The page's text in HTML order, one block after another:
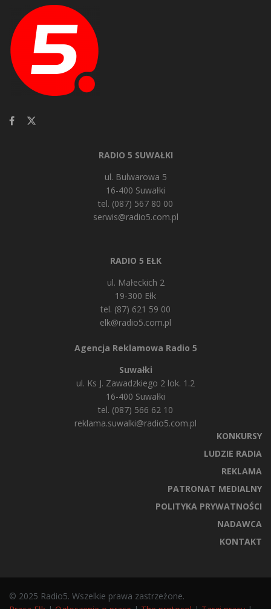
RADIO 5 SUWAŁKI
ul. Bulwarowa 5
16-400 Suwałki
tel. (087) 567 80 00
serwis@radio5.com.pl
RADIO 5 EŁK
ul. Małeckich 2
19-300 Ełk
tel. (87) 621 59 00
elk@radio5.com.pl
Agencja Reklamowa Radio 5
Suwałki
ul. Ks J. Zawadzkiego 2 lok. 1.2
16-400 Suwałki
tel. (087) 566 62 10
reklama.suwalki@radio5.com.pl
KONKURSY
LUDZIE RADIA
REKLAMA
PATRONAT MEDIALNY
POLITYKA PRYWATNOŚCI
NADAWCA
KONTAKT
© 2025 Radio5. Wszelkie prawa zastrzeżone.